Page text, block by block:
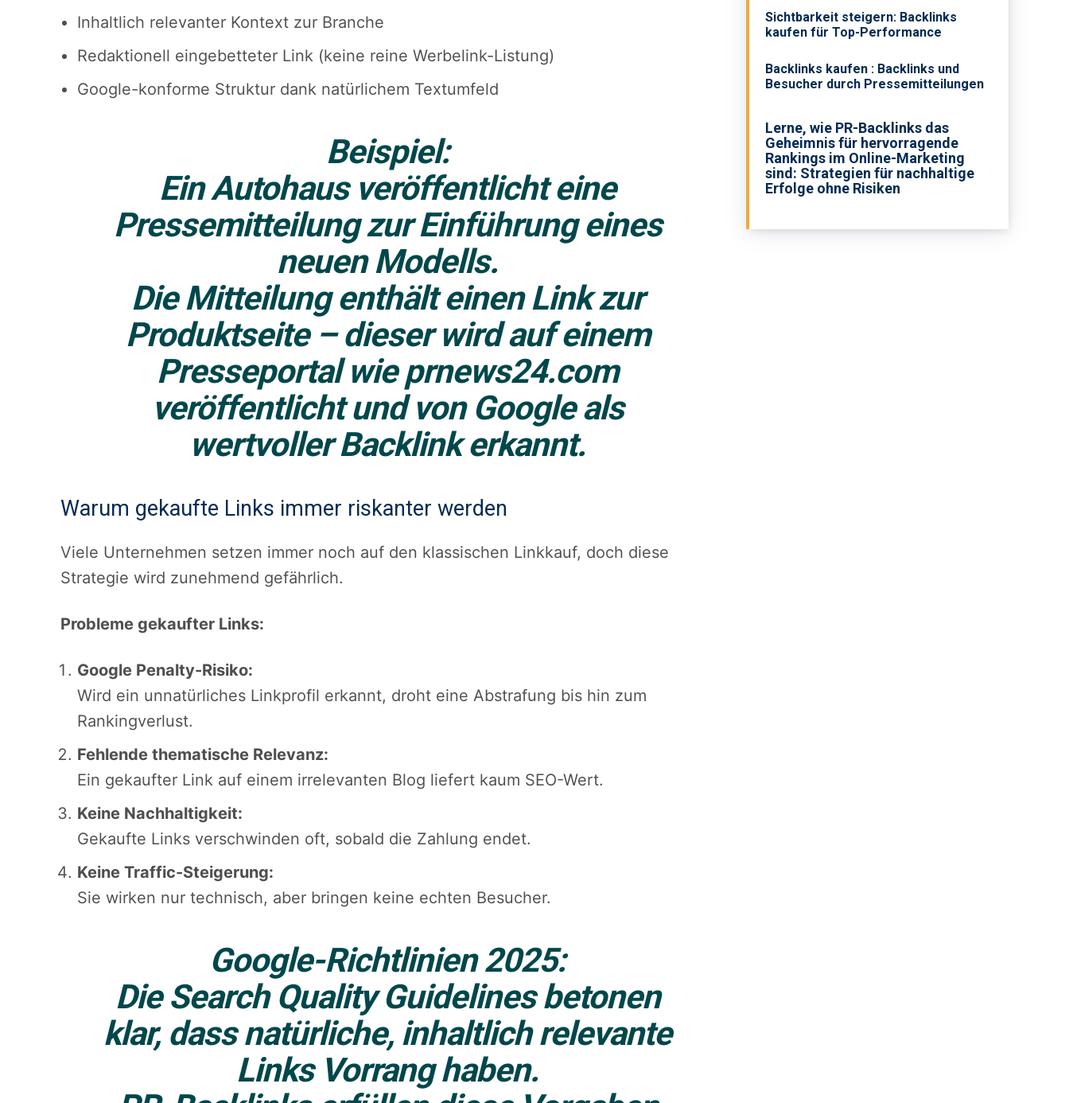
Inhaltlich relevanter Kontext zur Branche
Redaktionell eingebetteter Link (keine reine Werbelink-Listung)
Google-konforme Struktur dank natürlichem Textumfeld
Beispiel:
Ein Autohaus veröffentlicht eine
Pressemitteilung zur Einführung eines
neuen Modells.
Die Mitteilung enthält einen Link zur
Produktseite – dieser wird auf einem
Presseportal wieprnews24.com
veröffentlicht und von Google als
wertvoller Backlinkerkannt.
Warum gekaufte Links immer riskanter werden
Viele Unternehmen setzen immer noch auf den klassischen Linkkauf, doch diese
Strategie wird zunehmend gefährlich.
Probleme gekaufter Links:
Google Penalty-Risiko:
Wird ein unnatürliches Linkprofil erkannt, droht eine Abstrafung bis hin zum
Rankingverlust.
Fehlende thematische Relevanz:
Ein gekaufter Link auf einem irrelevanten Blog liefert kaum SEO-Wert.
Keine Nachhaltigkeit:
Gekaufte Links verschwinden oft, sobald die Zahlung endet.
Keine Traffic-Steigerung:
Sie wirken nur technisch, aber bringen keine echten Besucher.
Google-Richtlinien 2025:
Die Search Quality Guidelines betonen
klar, dassnatürliche, inhaltlich relevante
LinksVorrang haben.
Sichtbarkeit steigern: Backlinks
kaufen für Top-Performance
Backlinks kaufen : Backlinks und
Besucher durch Pressemitteilungen
Lerne, wie PR-Backlinks das
Geheimnis für hervorragende
Rankings im Online-Marketing
sind: Strategien für nachhaltige
Erfolge ohne Risiken